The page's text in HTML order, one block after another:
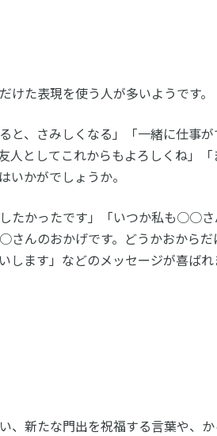
た表現を使う人が多いようです。
、さみしくなる」「一緒に仕事が
人としてこれからもよろしくね」「
かがでしょうか。
たかったです」「いつか私も○○
んのおかげです。どうかおからだ
します」などのメッセージが喜ばれ
、新たな門出を祝福する言葉や、